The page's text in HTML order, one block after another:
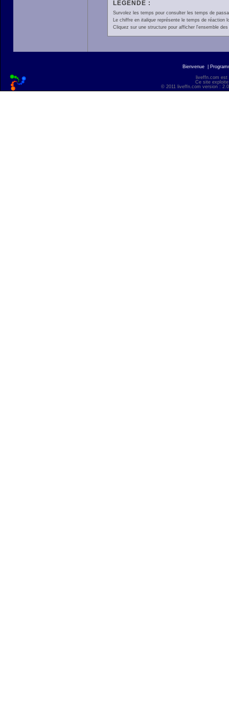
LÉGENDE :
Survolez les temps pour consulter les temps de
Le chiffre en italiquereprésente le temps de réaction
Cliquez sur une structure pour afficher l'ensemble
Bienvenue
liveffn.com est
Ce site
© 2011 liveffn.com version :